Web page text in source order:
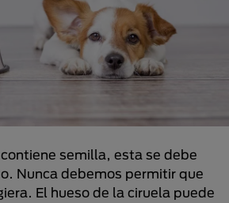
semilla, esta se debe
Nunca debemos permitir que
El hueso de la ciruela puede